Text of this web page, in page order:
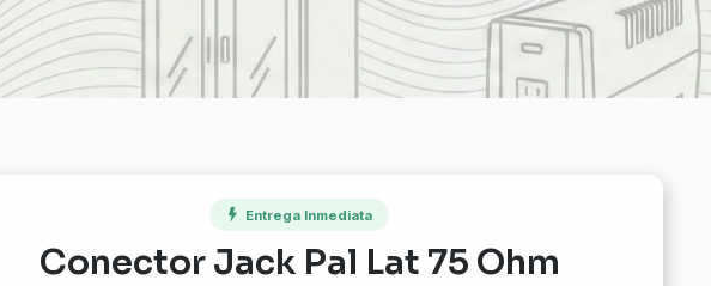
Entrega Inmediata
Conector Jack Pal Lat 75 Ohm